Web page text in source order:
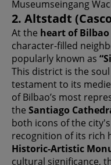
Museumseingang
2. Altstadt
At the heart of Bilbao
character-filled
popularly known as
This district is the
testament to its
of Bilbao’s most
the Santiago
both icons of the
recognition of its rich
Historic-Artistic
cultural significance,